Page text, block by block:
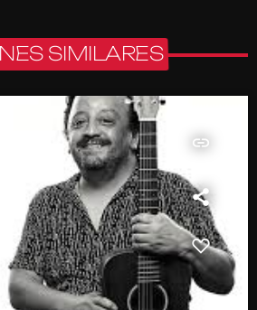
SIMILARES
insert_link